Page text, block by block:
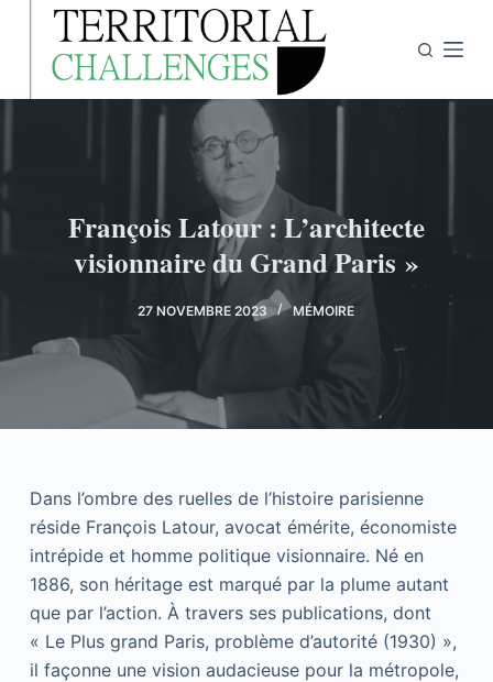
u
François Latour : L’architecte
visionnaire du Grand Paris »
27 NOVEMBRE 2023 MÉMOIRE
Dans l’ombre des ruelles de l’histoire parisienne
réside François Latour, avocat émérite, économiste
intrépide et homme politique visionnaire. Né en
1886, son héritage est marqué par la plume autant
que par l’action. À travers ses publications, dont
« Le Plus grand Paris, problème d’autorité (1930) »,
il façonne une vision audacieuse pour la métropole,